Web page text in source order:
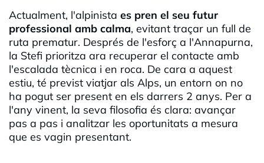
Actualment, l'alpinista es pren el seu futur
professional amb calma, evitant traçar un full de
ruta prematur. Després de l'esforç a l'Annapurna,
la Stefi prioritza ara recuperar el contacte amb
l'escalada tècnica i en roca. De cara a aquest
estiu, té previst viatjar als Alps, un entorn on no
ha pogut ser present en els darrers 2 anys. Per a
l'any vinent, la seva filosofia és clara: avançar
pas a pas i analitzar les oportunitats a mesura
que es vagin presentant.